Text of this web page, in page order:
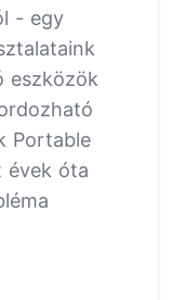
- egy
eszközök
Portable
évek óta